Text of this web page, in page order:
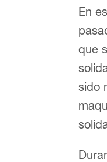
En
que
sido